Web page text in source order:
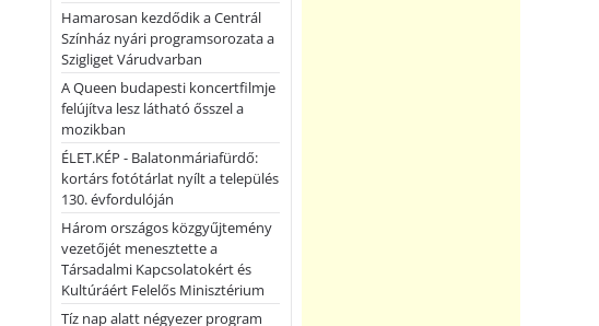
Hamarosan kezdődik a Centrál
Színház nyári programsorozata a
Szigliget Várudvarban
A Queen budapesti koncertfilmje
felújítva lesz látható ősszel a
mozikban
ÉLET.KÉP - Balatonmáriafürdő:
kortárs fotótárlat nyílt a település
130. évfordulóján
Három országos közgyűjtemény
vezetőjét menesztette a
Társadalmi Kapcsolatokért és
Kultúráért Felelős Minisztérium
Tíz nap alatt négyezer program